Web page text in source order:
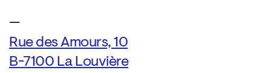
—
Rue des Amours, 10
B-7100 La Louvière